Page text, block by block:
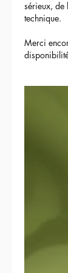
sérieux, de
technique.
Merci